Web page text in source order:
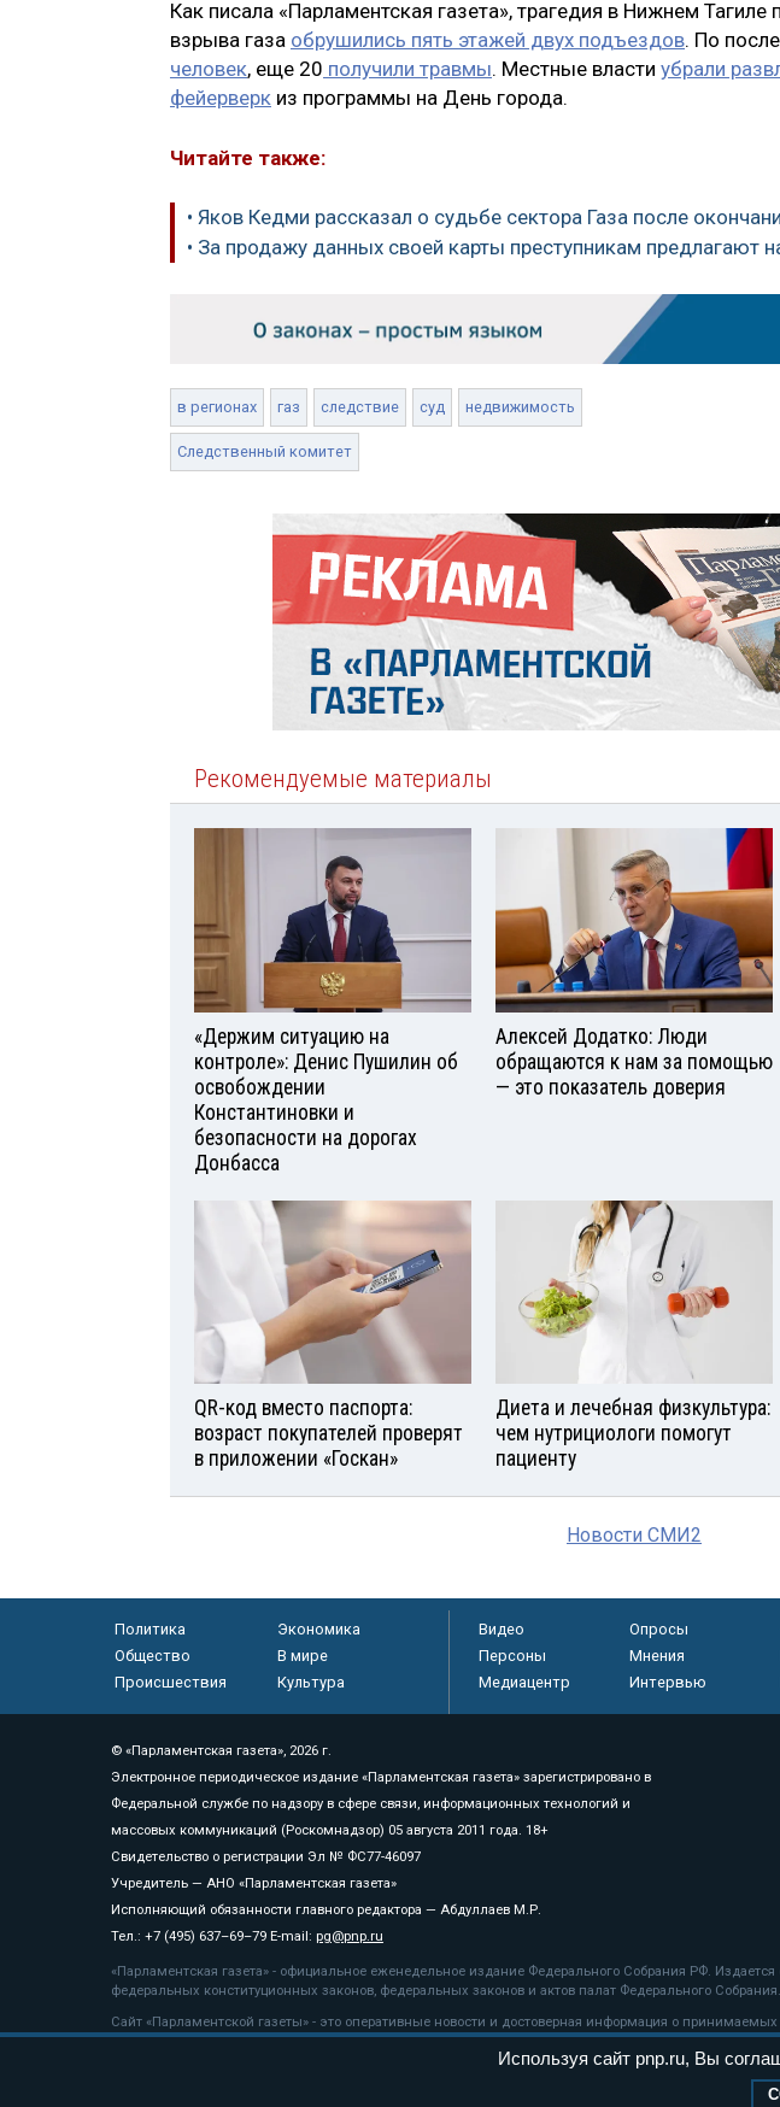
Как писала «Парламентская газета», трагедия в Нижнем
взрыва газа обрушились пять этажей двух подъездов. По
человек, еще 20 получили травмы. Местные власти убрали
фейерверк из программы на День города.
Читайте также:
• Яков Кедми рассказал о судьбе сектора Газа после
• За продажу данных своей карты преступникам предлагают
в регионах газ следствие суд недвижимость
Следственный комитет
Рекомендуемые материалы
«Держим ситуацию на
контроле»: Денис Пушилин об
освобождении
Константиновки и
безопасности на дорогах
Донбасса
Алексей Додатко: Люди
обращаются к нам за помощью
— это показатель доверия
QR-код вместо паспорта:
возраст покупателей проверят
в приложении «Госкан»
Диета и лечебная физкультура:
чем нутрициологи помогут
пациенту
Новости СМИ2
Политика
Экономика
Общество
В мире
Происшествия
Культура
Видео Опросы
Персоны
Мнения
Медиацентр
Интервью
© «Парламентская газета», 2026 г.
Электронное периодическое издание «Парламентская газета» зарегистрировано в
Федеральной службе по надзору в сфере связи, информационных технологий и
массовых коммуникаций (Роскомнадзор) 05 августа 2011 года. 18+
Свидетельство о регистрации Эл № ФС77-46097
Учредитель — АНО «Парламентская газета»
Исполняющий обязанности главного редактора — Абдуллаев М.Р.
Тел.: +7 (495) 637–69–79 E-mail: pg@pnp.ru
«Парламентская газета» - официальное еженедельное издание Федерального Собрания РФ.
федеральных конституционных законов, федеральных законов и актов палат Федерального
Сайт «Парламентской газеты» - это оперативные новости и достоверная информация о
«Парламентской газеты» активная ссылка на pnp.ru обязательна.
рекомендательные технологии
Используя сайт pnp.ru, Вы